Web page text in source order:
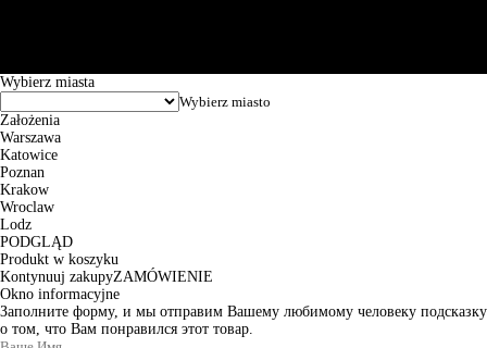
Wybierz miasta
Założenia
Warszawa
Katowice
Poznan
Krakow
Wroclaw
Lodz
PODGLĄD
Produkt w koszyku
Kontynuuj zakupyZAMÓWIENIE
Okno informacyjne
Заполните форму, и мы отправим Вашему любимому человеку подсказку
о том, что Вам понравился этот товар.